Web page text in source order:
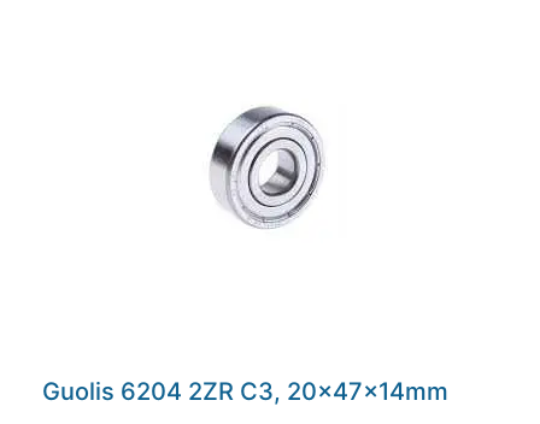
Guolis 6204 2ZR C3, 20x47x14mm